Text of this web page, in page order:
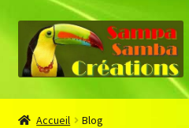
Aller
la
Aller
au
contenu
Accueil
Accueil Blog